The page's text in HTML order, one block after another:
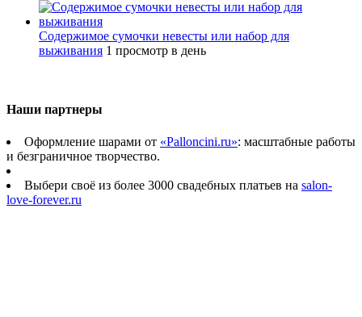
Содержимое сумочки невесты или набор для
выживания 1 просмотр в день
Наши партнеры
Оформление шарами от «Palloncini.ru»: масштабные работы
и безграничное творчество.
Выбери своё из более 3000 свадебных платьев на salon-
love-forever.ru